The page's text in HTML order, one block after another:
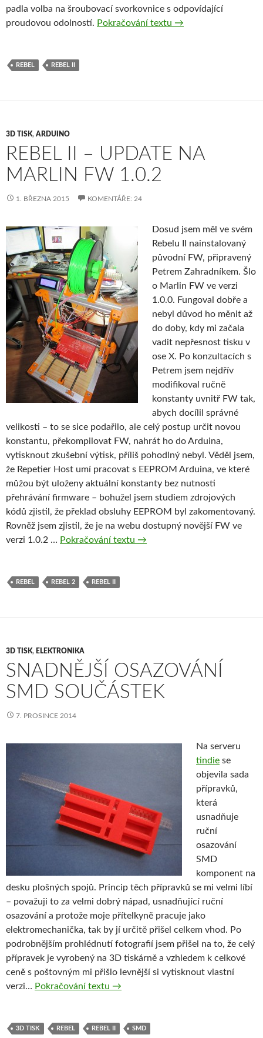
padla volba na šroubovací svorkovnice s odpovídající
proudovou odolností. Pokračování textu Rebel II –
→
REBEL REBEL II
3D TISK, ARDUINO
REBEL II – UPDATE NA
MARLIN FW 1.0.2
1. BŘEZNA 2015 KOMENTÁŘE: 24
Dosud jsem měl ve svém
Rebelu II nainstalovaný
původní FW, připravený
Petrem Zahradníkem. Šlo
o Marlin FW ve verzi
1.0.0. Fungoval dobře a
nebyl důvod ho měnit až
do doby, kdy mi začala
vadit nepřesnost tisku v
ose X. Po konzultacích s
Petrem jsem nejdřív
modifikoval ručně
konstanty uvnitř FW tak,
abych docílil správné
velikosti – to se sice podařilo, ale celý postup určit novou
konstantu, překompilovat FW, nahrát ho do Arduina,
vytisknout zkušební výtisk, příliš pohodlný nebyl. Věděl jsem,
že Repetier Host umí pracovat s EEPROM Arduina, ve které
můžou být uloženy aktuální konstanty bez nutnosti
přehrávání firmware – bohužel jsem studiem zdrojových
kódů zjistil, že překlad obsluhy EEPROM byl zakomentovaný.
Rovněž jsem zjistil, že je na webu dostupný novější FW ve
verzi 1.0.2 … Pokračování textu Rebel II – Update na Marlin
→
REBEL REBEL 2 REBEL II
3D TISK, ELEKTRONIKA
SNADNĚJŠÍ OSAZOVÁNÍ
SMD SOUČÁSTEK
7. PROSINCE 2014
Na serveru
tindie se
objevila sada
přípravků,
která
usnadňuje
ruční
osazování
SMD
komponent na
desku plošných spojů. Princip těch přípravků se mi velmi líbí
– považuji to za velmi dobrý nápad, usnadňující ruční
osazování a protože moje přítelkyně pracuje jako
elektromechanička, tak by jí určitě přišel celkem vhod. Po
podrobnějším prohlédnutí fotografií jsem přišel na to, že celý
přípravek je vyrobený na 3D tiskárně a vzhledem k celkové
ceně s poštovným mi přišlo levnější si vytisknout vlastní
verzi… Pokračování textu Snadnější osazování SMD součástek
→
3D TISK REBEL REBEL II SMD